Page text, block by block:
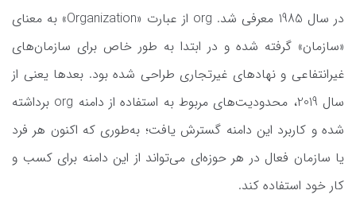
در سال 1985 معرفی شد. org از عبارت «Organization» به معنای
«سازمان» گرفته شده و در ابتدا به طور خاص برای سازمان‌های
غیرانتفاعی و نهادهای غیرتجاری طراحی شده بود. بعدها یعنی از
سال 2019، محدودیت‌های مربوط به استفاده از دامنه org برداشته
شده و کاربرد این دامنه گسترش یافت؛ به‌طوری که اکنون هر فرد
یا سازمان فعال در هر حوزه‌ای می‌تواند از این دامنه برای کسب و
کار خود استفاده کند.